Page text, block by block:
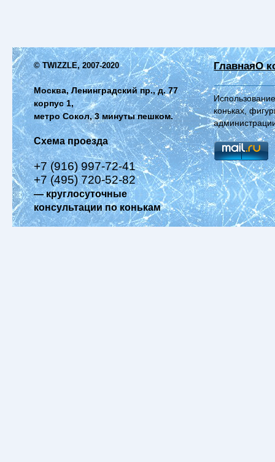
© TWIZZLE, 2007-2020
Москва, Ленинградский пр., д. 77
корпус 1,
метро Сокол, 3 минуты пешком.
Схема проезда
+7 (916) 997-72-41
+7 (495) 720-52-82
— круглосуточные
консультации по конькам
ГлавнаяО
коньках,